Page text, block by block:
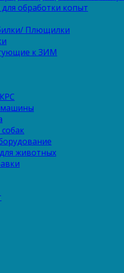
обработки копыт
Плющилки
к ЗИМ
животных